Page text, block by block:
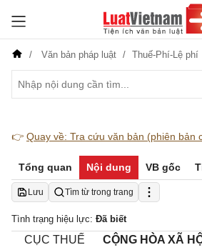
Văn bản pháp luật Thuế-Phí-Lệ phí
👉 Quay về: Tra cứu văn bản (phiên bản
Tổng quan Nội dung VB gốc
Lưu Tìm từ trong trang
Tình trạng hiệu lực: Đã biết
CỤC THUẾ
CỘNG HÒA XÃ